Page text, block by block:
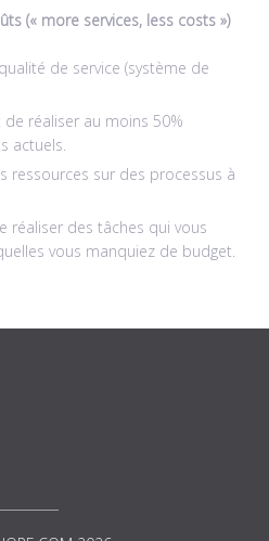
(« more services, less costs »)
de service (système de
réaliser au moins 50%
actuels.
ressources sur des processus à
réaliser des tâches qui vous
vous manquiez de budget.